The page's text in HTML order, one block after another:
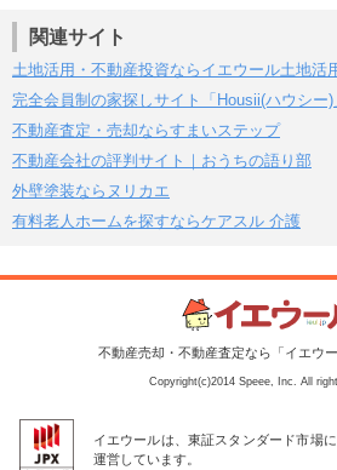
関連サイト
土地活用・不動産投資ならイエウール土地活
完全会員制の家探しサイト「Housii(ハウシー)
不動産査定・売却ならすまいステップ
不動産会社の評判サイト｜おうちの語り部
外壁塗装ならヌリカエ
有料老人ホームを探すならケアスル 介護
不動産売却・不動産査定なら「イエウ
Copyright(c)2014 Speee, Inc. All
イエウールは、東証スタンダード市場
運営しています。